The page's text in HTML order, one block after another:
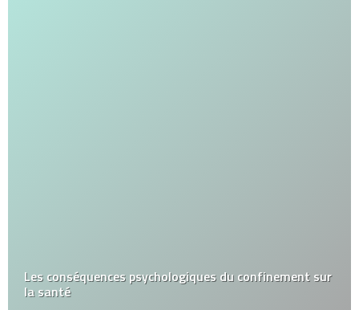
Les conséquences psychologiques du confinement sur
la santé